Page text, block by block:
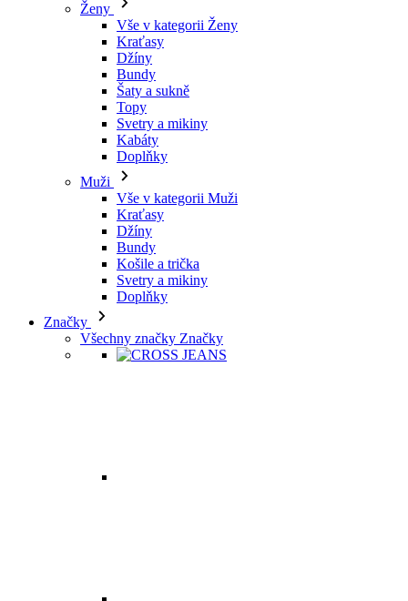
Ženy
Vše v kategorii Ženy
Kraťasy
Džíny
Bundy
Šaty a sukně
Topy
Svetry a mikiny
Kabáty
Doplňky
Muži
Vše v kategorii Muži
Kraťasy
Džíny
Bundy
Košile a trička
Svetry a mikiny
Doplňky
Značky
Všechny značky Značky